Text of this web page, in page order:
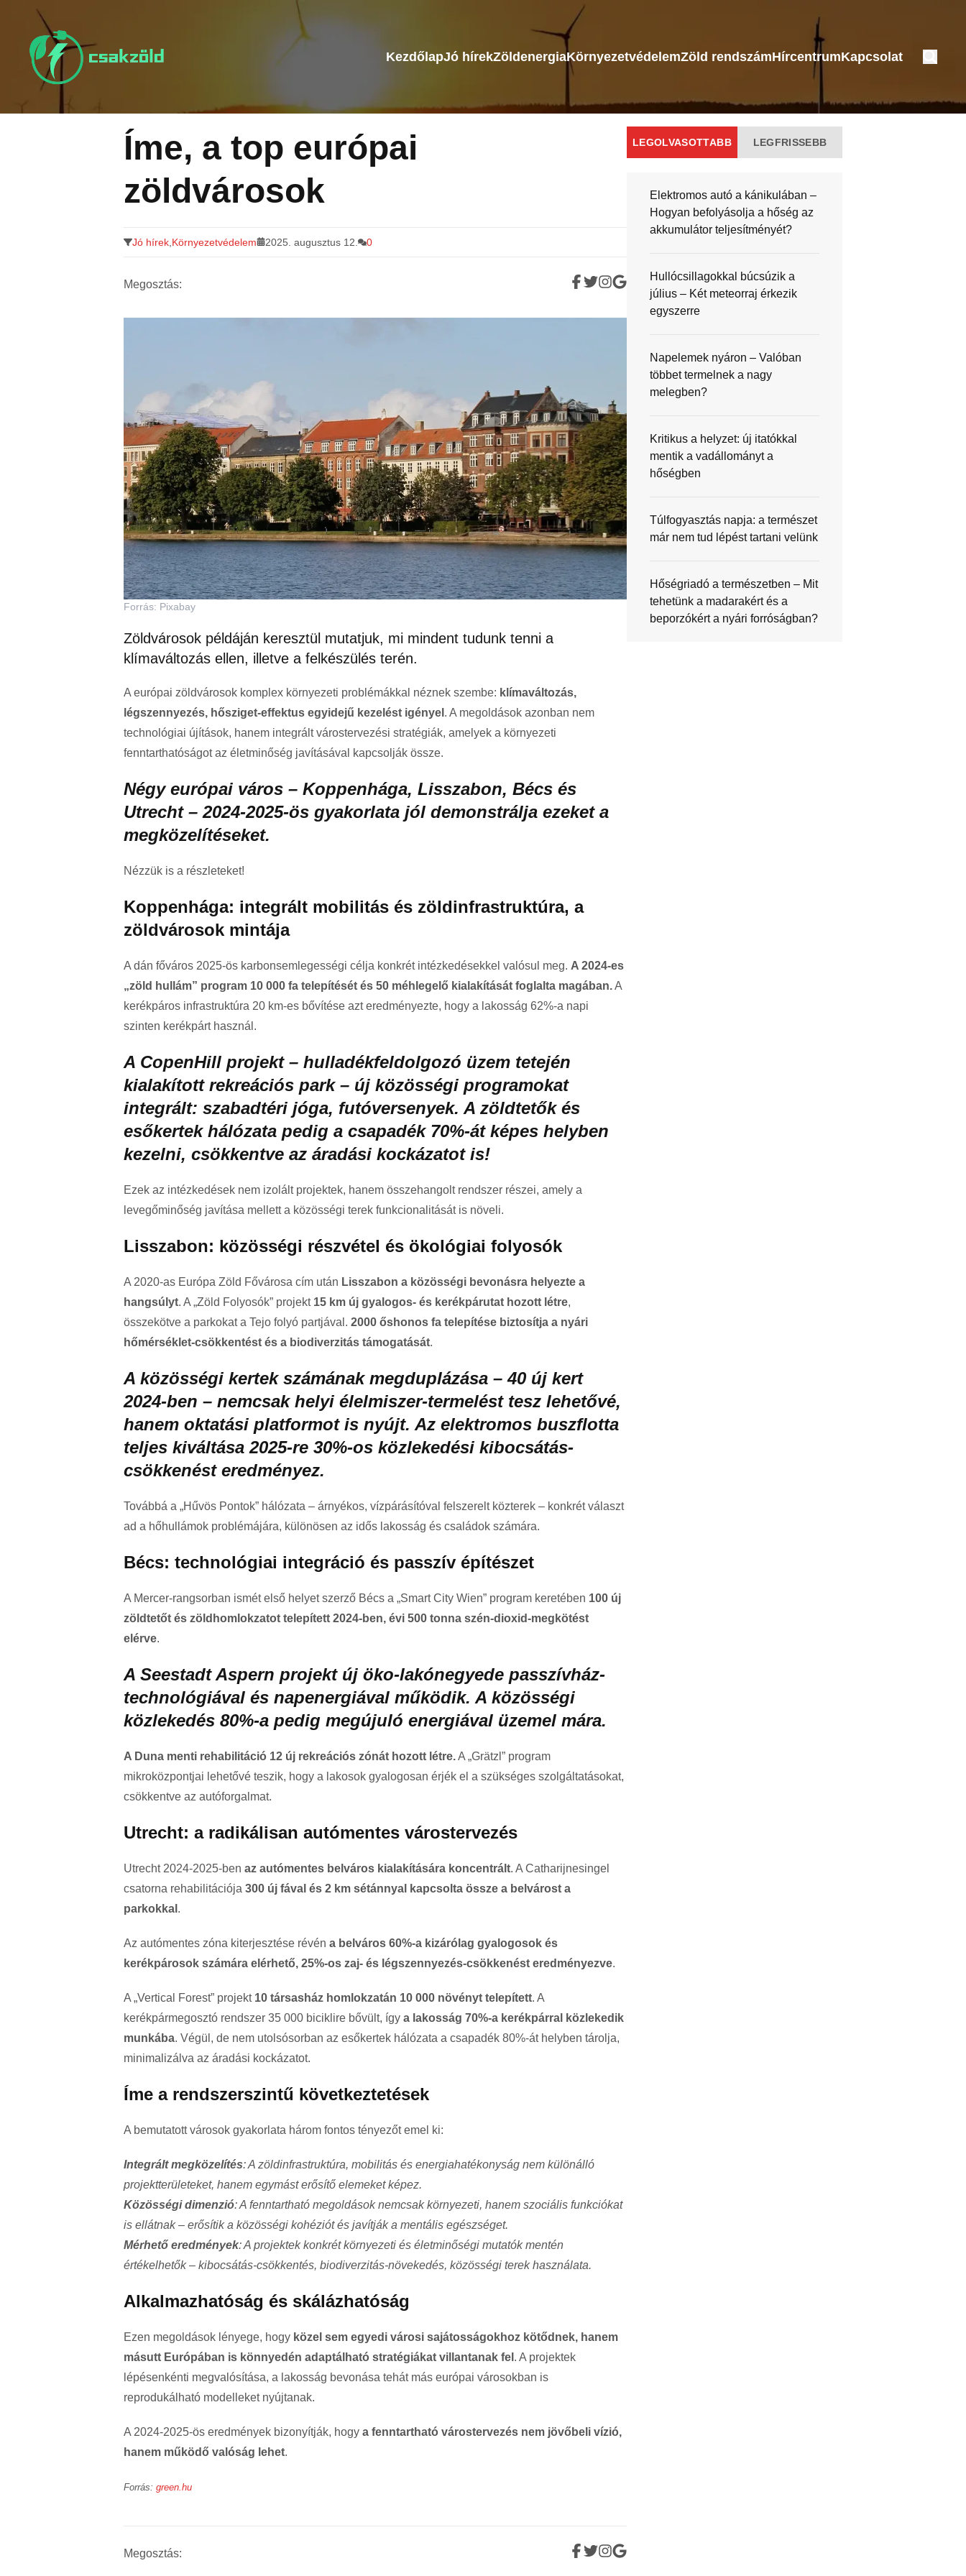
a
KezdőlapJó hírekZöldenergiaKörnyezetvédelemZöld rendszámHírcentrumKapcsolat
Íme, a top európai
zöldvárosok
Jó hírek Környezetvédelem 2025. augusztus 12. 0
Megosztás:
Forrás: Pixabay
Zöldvárosok példáján keresztül mutatjuk, mi mindent tudunk tenni a
klímaváltozás ellen, illetve a felkészülés terén.
A európai zöldvárosok komplex környezeti problémákkal néznek szembe: klímaváltozás,
légszennyezés, hősziget-effektus egyidejű kezelést igényel . A megoldások azonban nem
technológiai újítások, hanem integrált várostervezési stratégiák, amelyek a környezeti
fenntarthatóságot az életminőség javításával kapcsolják össze.
Négy európai város – Koppenhága, Lisszabon, Bécs és
Utrecht – 2024-2025-ös gyakorlata jól demonstrálja ezeket a
megközelítéseket.
Nézzük is a részleteket!
Koppenhága: integrált mobilitás és zöldinfrastruktúra, a
zöldvárosok mintája
A dán főváros 2025-ös karbonsemlegességi célja konkrét intézkedésekkel valósul meg. A 2024-es
„zöld hullám” program 10 000 fa telepítését és 50 méhlegelő kialakítását foglalta magában.A
kerékpáros infrastruktúra 20 km-es bővítése azt eredményezte, hogy a lakosság 62%-a napi
szinten kerékpárt használ.
A CopenHill projekt – hulladékfeldolgozó üzem tetején
kialakított rekreációs park – új közösségi programokat
integrált: szabadtéri jóga, futóversenyek. A zöldtetők és
esőkertek hálózata pedig a csapadék 70%-át képes helyben
kezelni, csökkentve az áradási kockázatot is!
Ezek az intézkedések nem izolált projektek, hanem összehangolt rendszer részei, amely a
levegőminőség javítása mellett a közösségi terek funkcionalitását is növeli.
Lisszabon: közösségi részvétel és ökológiai folyosók
A 2020-as Európa Zöld Fővárosa cím után Lisszabon a közösségi bevonásra helyezte a
hangsúlyt. A „Zöld Folyosók” projekt 15 km új gyalogos- és kerékpárutat hozott létre,
összekötve a parkokat a Tejo folyó partjával. 2000 őshonos fa telepítése biztosítja a nyári
hőmérséklet-csökkentést és a biodiverzitás támogatását.
A közösségi kertek számának megduplázása – 40 új kert
2024-ben – nemcsak helyi élelmiszer-termelést tesz lehetővé,
hanem oktatási platformot is nyújt. Az elektromos buszflotta
teljes kiváltása 2025-re 30%-os közlekedési kibocsátás-
csökkenést eredményez.
Továbbá a „Hűvös Pontok” hálózata – árnyékos, vízpárásítóval felszerelt közterek – konkrét választ
ad a hőhullámok problémájára, különösen az idős lakosság és családok számára.
Bécs: technológiai integráció és passzív építészet
A Mercer-rangsorban ismét első helyet szerző Bécs a „Smart City Wien” program keretében 100 új
zöldtetőt és zöldhomlokzatot telepített 2024-ben, évi 500 tonna szén-dioxid-megkötést
elérve.
A Seestadt Aspern projekt új öko-lakónegyede passzívház-
technológiával és napenergiával működik. A közösségi
közlekedés 80%-a pedig megújuló energiával üzemel mára.
A Duna menti rehabilitáció 12 új rekreációs zónát hozott létre.A „Grätzl” program
mikroközpontjai lehetővé teszik, hogy a lakosok gyalogosan érjék el a szükséges szolgáltatásokat,
csökkentve az autóforgalmat.
Utrecht: a radikálisan autómentes várostervezés
Utrecht 2024-2025-ben az autómentes belváros kialakítására koncentrált. A Catharijnesingel
csatorna rehabilitációja 300 új fával és 2 km sétánnyal kapcsolta össze a belvárost a
parkokkal .
Az autómentes zóna kiterjesztése révén a belváros 60%-a kizárólag gyalogosok és
kerékpárosok számára elérhető, 25%-os zaj- és légszennyezés-csökkenést eredményezve.
A „Vertical Forest” projekt 10 társasház homlokzatán 10 000 növényt telepített. A
kerékpármegosztó rendszer 35 000 biciklire bővült, így a lakosság 70%-a kerékpárral közlekedik
munkába. Végül, de nem utolsósorban az esőkertek hálózata a csapadék 80%-át helyben tárolja,
minimalizálva az áradási kockázatot.
Íme a rendszerszintű következtetések
A bemutatott városok gyakorlata három fontos tényezőt emel ki:
Integrált megközelítés: A zöldinfrastruktúra, mobilitás és energiahatékonyság nem különálló
projektterületeket, hanem egymást erősítő elemeket képez.
Közösségi dimenzió: A fenntartható megoldások nemcsak környezeti, hanem szociális funkciókat
is ellátnak – erősítik a közösségi kohéziót és javítják a mentális egészséget.
Mérhető eredmények: A projektek konkrét környezeti és életminőségi mutatók mentén
értékelhetők – kibocsátás-csökkentés, biodiverzitás-növekedés, közösségi terek használata.
Alkalmazhatóság és skálázhatóság
Ezen megoldások lényege, hogy közel sem egyedi városi sajátosságokhoz kötődnek, hanem
másutt Európában is könnyedén adaptálható stratégiákat villantanak fel . A projektek
lépésenkénti megvalósítása, a lakosság bevonása tehát más európai városokban is
reprodukálható modelleket nyújtanak.
A 2024-2025-ös eredmények bizonyítják, hogy a fenntartható várostervezés nem jövőbeli vízió,
hanem működő valóság lehet.
Forrás: green.hu
Megosztás:
LEGOLVASOTTABB LEGFRISSEBB
Elektromos autó a kánikulában –
Hogyan befolyásolja a hőség az
akkumulátor teljesítményét?
Hullócsillagokkal búcsúzik a
július – Két meteorraj érkezik
egyszerre
Napelemek nyáron – Valóban
többet termelnek a nagy
melegben?
Kritikus a helyzet: új itatókkal
mentik a vadállományt a
hőségben
Túlfogyasztás napja: a természet
már nem tud lépést tartani velünk
Hőségriadó a természetben – Mit
tehetünk a madarakért és a
beporzókért a nyári forróságban?